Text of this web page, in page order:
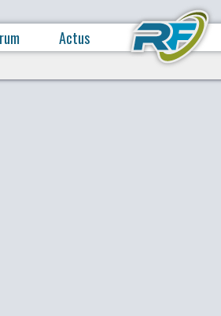
Actus